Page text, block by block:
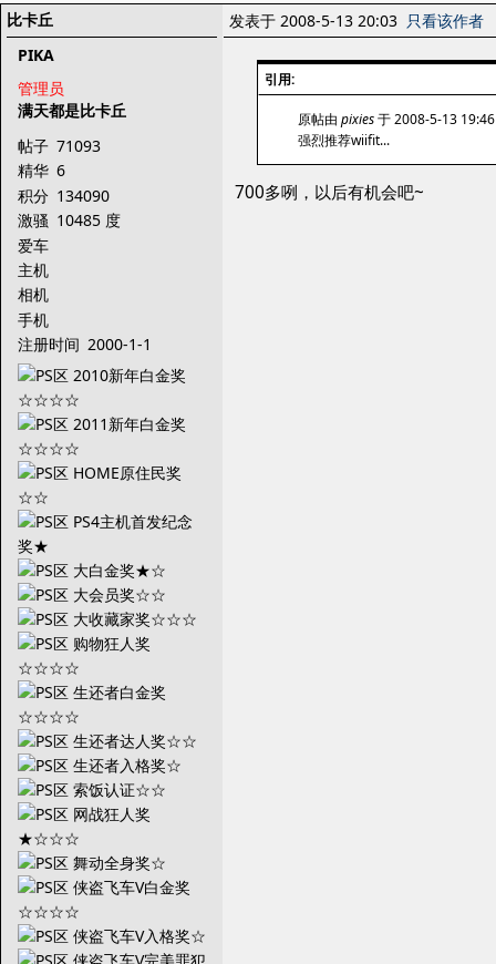
比卡丘
PIKA
管理员
满天都是比卡丘
帖子 71093
精华 6
积分 134090
激骚 10485 度
爱车
主机
相机
手机
注册时间 2000-1-1
发表于 2008-5-13 20:03 只看该作者
引用:
原帖由 pixies于 2008-5-13
强烈推荐wiifit...
700多咧，以后有机会吧~